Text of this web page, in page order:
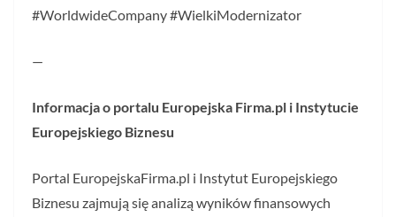
#WorldwideCompany #WielkiModernizator
—
Informacja o portalu Europejska Firma.pl i Instytucie
Europejskiego Biznesu
Portal EuropejskaFirma.pl i Instytut Europejskiego
Biznesu zajmują się analizą wyników finansowych